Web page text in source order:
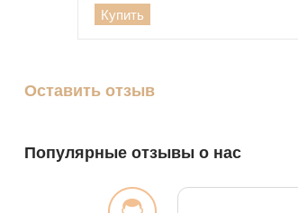
Купить
Оставить отзыв
Популярные отзывы о нас